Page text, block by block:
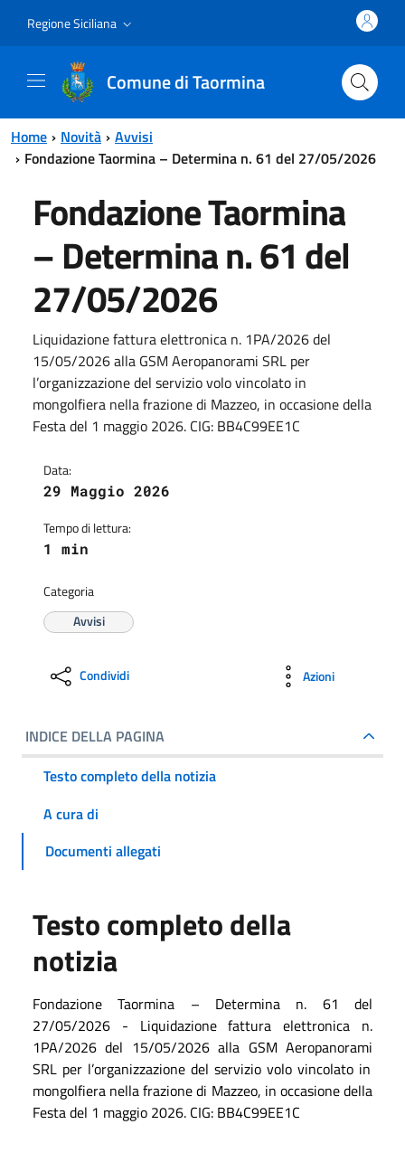
Regione Siciliana
Comune di Taormina
Home Novità
Avvisi
Fondazione Taormina – Determina n. 61 del 27/05/2026
Fondazione Taormina
– Determina n. 61 del
27/05/2026
Liquidazione fattura elettronica n. 1PA/2026 del
15/05/2026 alla GSM Aeropanorami SRL per
l’organizzazione del servizio volo vincolato in
mongolfiera nella frazione di Mazzeo, in occasione della
Festa del 1 maggio 2026. CIG: BB4C99EE1C
Data:
29 Maggio 2026
Tempo di lettura:
1 min
Categoria
Avvisi
Condividi Azioni
INDICE DELLA PAGINA
Testo completo della notizia
A cura di
Documenti allegati
Testo completo della
notizia
Fondazione Taormina – Determina n. 61 del
27/05/2026 - Liquidazione fattura elettronica n.
1PA/2026 del 15/05/2026 alla GSM Aeropanorami
SRL per l’organizzazione del servizio volo vincolato in
mongolfiera nella frazione di Mazzeo, in occasione della
Festa del 1 maggio 2026. CIG: BB4C99EE1C